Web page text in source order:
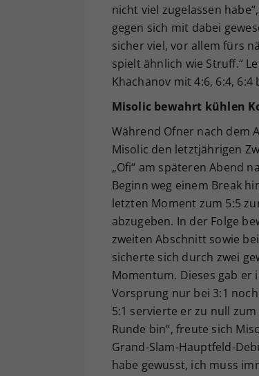
nicht viel zugelassen
gegen sich mit dabei
sicher viel, vor allem fürs
spielt ähnlich wie Struff.“
Khachanov mit 4:6, 6:4,
Misolic bewahrt kühlen
Während Ofner nach dem
Misolic den letztjährigen
„Ofi“ am späteren Abend
Beginn weg einem Break
letzten Moment zum 5:5
abzugeben. In der Folge
zweiten Abschnitt sowie
sicherte sich durch zwei
Momentum. Dieses gab er
Vorsprung nur bei 3:1
5:1 servierte er zu null
Runde bin“, freute sich
Grand-Slam-Hauptfeld-
habe gewusst, ich muss